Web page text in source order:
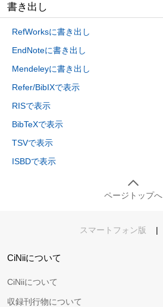
書き出し
RefWorksに書き出し
EndNoteに書き出し
Mendeleyに書き出し
Refer/BibIXで表示
RISで表示
BibTeXで表示
TSVで表示
ISBDで表示
ページトップへ
スマートフォン版 |
CiNiiについて
CiNiiについて
収録刊行物について